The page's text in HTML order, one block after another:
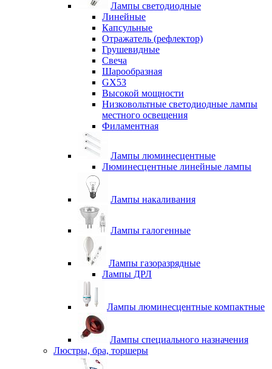
Лампы светодиодные
Линейные
Капсульные
Отражатель (рефлектор)
Грушевидные
Свеча
Шарообразная
GX53
Высокой мощности
Низковольтные светодиодные лампы
местного освещения
Филаментная
Лампы люминесцентные
Люминесцентные линейные лампы
Лампы накаливания
Лампы галогенные
Лампы газоразрядные
Лампы ДРЛ
Лампы люминесцентные компактные
Лампы специального назначения
Люстры, бра, торшеры